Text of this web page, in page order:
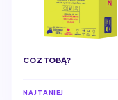
CO Z TOBĄ?
NAJTANIEJ